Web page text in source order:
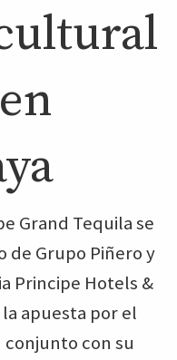
Grand Tequila se
de Grupo Piñero y
Principe Hotels &
apuesta por el
con su